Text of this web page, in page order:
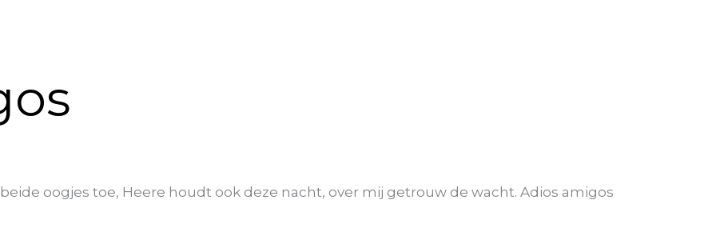
oogjes toe, Heere houdt ook deze nacht, over mij getrouw de wacht. Adios amigos